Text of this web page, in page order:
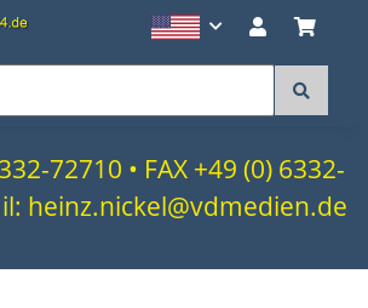
72710 • FAX +49 (0) 6332-
heinz.nickel@vdmedien.de